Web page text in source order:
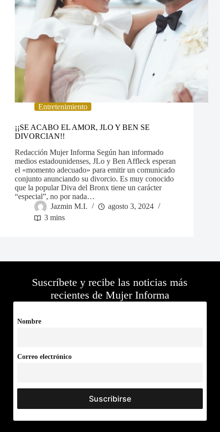
Entretenimiento
¡¡SE ACABO EL AMOR, JLO Y BEN SE
DIVORCIAN!!
Redacción Mujer Informa Según han informado
medios estadounidenses, JLo y Ben Affleck esperan
el «momento adecuado» para emitir un comunicado
conjunto anunciando su divorcio. Es muy conocido
que la popular Diva del Bronx tiene un carácter
“especial”, no por nada…
Jazmin M.I.
agosto 3, 2024
3 mins
Suscríbete y recibe las noticias más
recientes de Mujer Informa
Nombre
Correo electrónico